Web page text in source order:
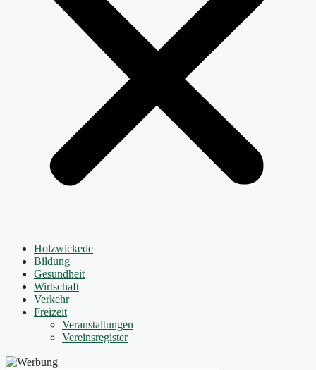
Holzwickede
Bildung
Gesundheit
Wirtschaft
Verkehr
Freizeit
Veranstaltungen
Vereinsregister